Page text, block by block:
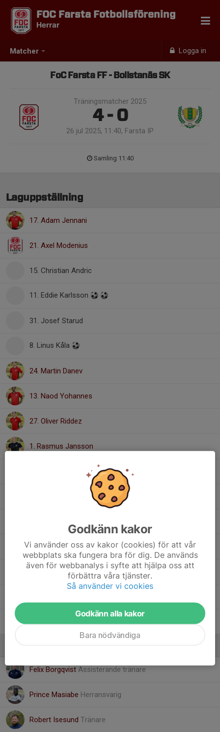
Matcher Logga in
FOC Farsta Fotbollsförening
Herrar
FoC Farsta FF - Bollstanäs SK
Träningsmatcher 2025
4 - 0
26 jul 2025, 11:40, Farsta IP
Samling 11:40
Laguppställning
17. Adam Jennani
21. Axel Modenius
15. Christian Andric
11. Eddie Karlsson
31. Josef Starud
8. Linus Kåla
24. Martin Danev
13. Naod Yohannes
27. Oliver Riddez
1. Rasmus Jansson
25. Thomas Girma
20. Vassilios Drakos
14. Wilmer Stark
Felix Borgqvist Assisterande tränare
Prince Masiabe Herransvarig
Robert Isesund Tränare
Godkänn kakor
Vi använder oss av kakor (cookies) för att vår
webbplats ska fungera bra för dig. De används
även för webbanalys i syfte att hjälpa oss att
förbättra våra tjänster.
Så använder vi cookies
Godkänn alla kakor
Bara nödvändiga